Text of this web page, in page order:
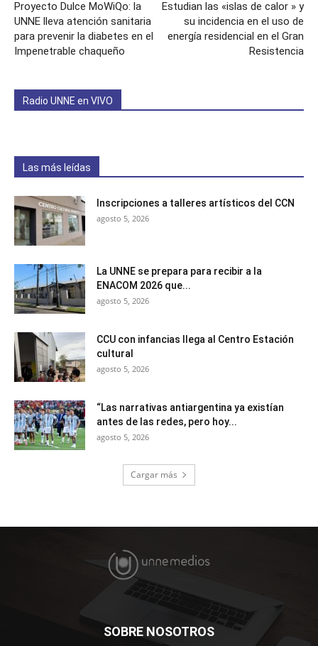
Proyecto Dulce MoWiQo: la
UNNE lleva atención sanitaria
para prevenir la diabetes en el
Impenetrable chaqueño
Estudian las «islas de calor » y
su incidencia en el uso de
energía residencial en el Gran
Resistencia
Radio UNNE en VIVO
Las más leídas
Inscripciones a talleres artísticos del CCN
agosto 5, 2026
La UNNE se prepara para recibir a la
ENACOM 2026 que...
agosto 5, 2026
CCU con infancias llega al Centro Estación
cultural
agosto 5, 2026
“Las narrativas antiargentina ya existían
antes de las redes, pero hoy...
agosto 5, 2026
Cargar más
SOBRE NOSOTROS